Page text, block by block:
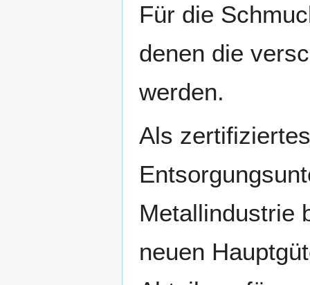
Für die
denen die
werden.
Als zertifiziertes
Metallindustrie
neuen